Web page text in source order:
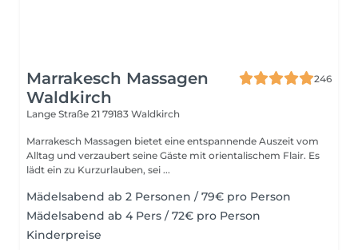
Marrakesch Massagen
Waldkirch
246
Lange Straße 21 79183 Waldkirch
Marrakesch Massagen bietet eine entspannende Auszeit vom
Alltag und verzaubert seine Gäste mit orientalischem Flair. Es
lädt ein zu Kurzurlauben, sei ...
Mädelsabend ab 2 Personen / 79€ pro Person
Mädelsabend ab 4 Pers / 72€ pro Person
Kinderpreise